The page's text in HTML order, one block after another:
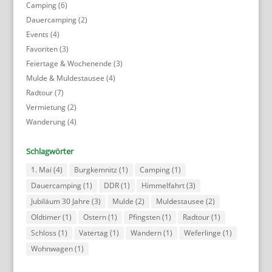
Camping(6)
Dauercamping(2)
Events (4)
Favoriten(3)
Feiertage & Wochenende (3)
Mulde & Muldestausee (4)
Radtour(7)
Vermietung(2)
Wanderung(4)
Schlagwörter
1. Mai (4) Burgkemnitz (1) Camping(1)
Dauercamping(1) DDR(1) Himmelfahrt(3)
Jubiläum 30 Jahre (3) Mulde (2) Muldestausee (2)
Oldtimer(1) Ostern(1) Pfingsten(1) Radtour(1)
Schloss (1) Vatertag(1) Wandern(1) Weferlinge (1)
Wohnwagen(1)